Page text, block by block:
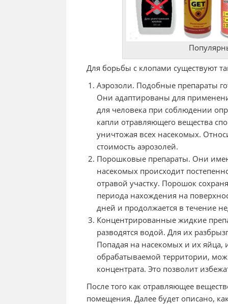
Для борьбы с клопами существуют
Аэрозоли. Подобные препараты
Они адаптированы для
для человека при соблюдении
капли отравляющего вещества
уничтожая всех насекомых.
стоимость аэрозолей.
Порошковые препараты. Они
насекомых происходит
отравой участку. Порошок
периода нахождения на
дней и продолжается в течение
Концентрированные жидкие
разводятся водой. Для их
Попадая на насекомых и их яйца,
обрабатываемой территории,
концентрата. Это позволит
После того как отравляющее
помещения. Далее будет описано,